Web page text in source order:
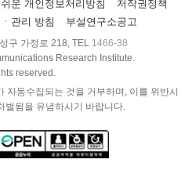
운 개인정보처리방침
저작권정책
관리 방침
부설연구소공고
구 가정로 218, TEL 1466-38
Research Institute.
reserved.
자동수집되는 것을 거부하며, 이를 위반시
벌됨을 유념하시기 바랍니다.